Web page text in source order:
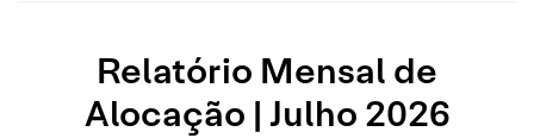
Relatório Mensal de
Alocação | Julho 2026